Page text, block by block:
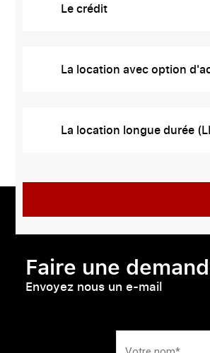
Le crédit
La location avec option
La location longue durée
Faire une
Envoyez nous un e-mail